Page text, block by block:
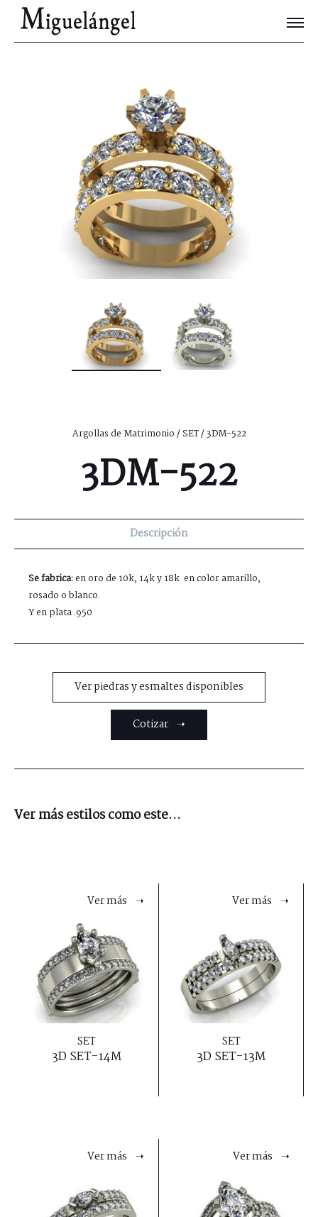
Joyas Únicas
Blog
Contacto
Argollas de Matrimonio/SET/ 3DM-522
3DM-522
Descripción
Se fabrica:en oro de 10k, 14k y 18k en color amarillo,
rosado o blanco.
Y en plata .950
Ver piedras y esmaltes disponibles
Cotizar ➝
Ver más estilos como este...
Ver más ➝
SET
3D SET-14M
Ver más ➝
SET
3D SET-13M
Ver más ➝ Ver más ➝